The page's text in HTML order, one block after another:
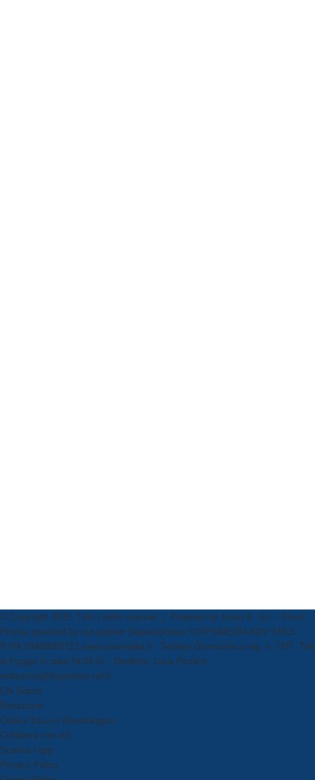
© Copyright 2026, Tutti i diritti riservati | Powered by Know K. Srl -- Stock
Photos provided by our partner Depositphotos ©SIPOMEDIA ADV SRLS
P.IVA 04409080712 www.sipomedia.it - Testata Giornalistica reg. n. 7/07, Trib
di Foggia in data 24.04.07 - Direttore: Luca Pernice
redazione@ilsipontino.net©
Chi Siamo
Redazione
Codice Etico e Deontologico
Collabora con noi
Scarica l’app
Privacy Policy